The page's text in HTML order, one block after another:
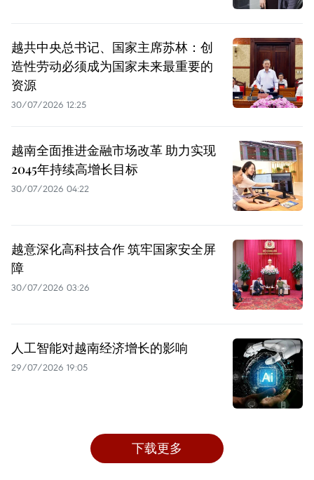
越共中央总书记、国家主席苏林：创
造性劳动必须成为国家未来最重要的
资源
30/07/2026 12:25
越南全面推进金融市场改革 助力实现
2045年持续高增长目标
30/07/2026 04:22
越意深化高科技合作 筑牢国家安全屏
障
30/07/2026 03:26
人工智能对越南经济增长的影响
29/07/2026 19:05
下载更多